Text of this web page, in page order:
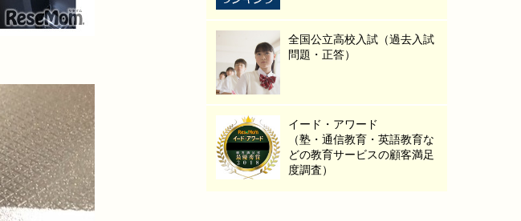
全国公立高校入試（過去入試
問題・正答）
イード・アワード
（塾・通信教育・英語教育な
どの教育サービスの顧客満足
度調査）